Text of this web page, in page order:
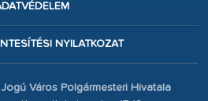
NYILATKOZAT
Város Polgármesteri Hivatala